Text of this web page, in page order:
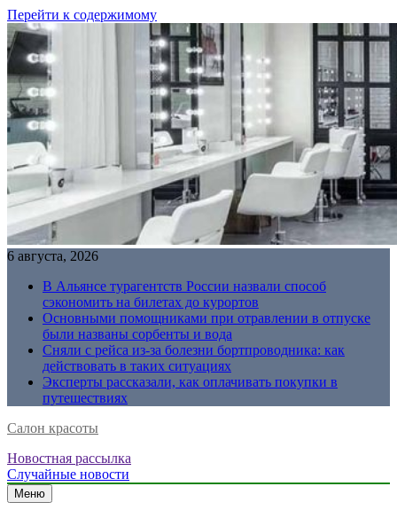
Перейти к содержимому
6 августа, 2026
В Альянсе турагентств России назвали способ
сэкономить на билетах до курортов
Основными помощниками при отравлении в отпуске
были названы сорбенты и вода
Сняли с рейса из-за болезни бортпроводника: как
действовать в таких ситуациях
Эксперты рассказали, как оплачивать покупки в
путешествиях
Салон красоты
Новостная рассылка
Случайные новости
Меню